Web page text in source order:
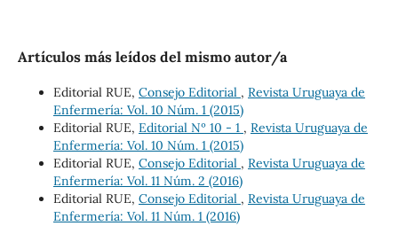
Artículos más leídos del mismo autor/a
Editorial RUE, Consejo Editorial , Revista Uruguaya de
Enfermería: Vol. 10 Núm. 1 (2015)
Editorial RUE, Editorial Nº 10 - 1 , Revista Uruguaya de
Enfermería: Vol. 10 Núm. 1 (2015)
Editorial RUE, Consejo Editorial , Revista Uruguaya de
Enfermería: Vol. 11 Núm. 2 (2016)
Editorial RUE, Consejo Editorial , Revista Uruguaya de
Enfermería: Vol. 11 Núm. 1 (2016)